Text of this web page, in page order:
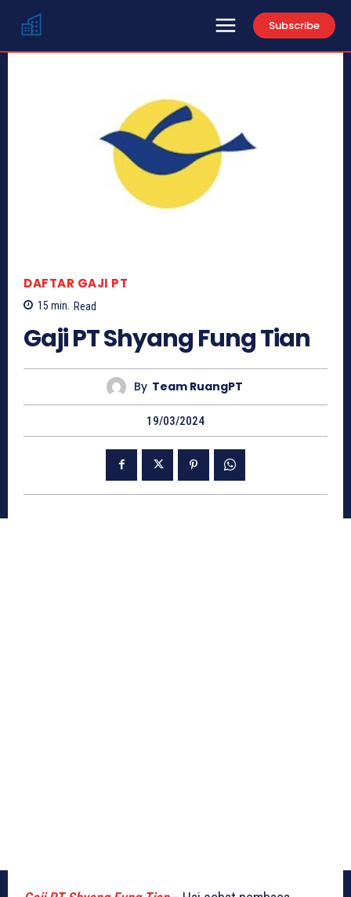
Subscribe
DAFTAR GAJI PT
15 min. Read
Gaji PT Shyang Fung Tian
By Team RuangPT
19/03/2024